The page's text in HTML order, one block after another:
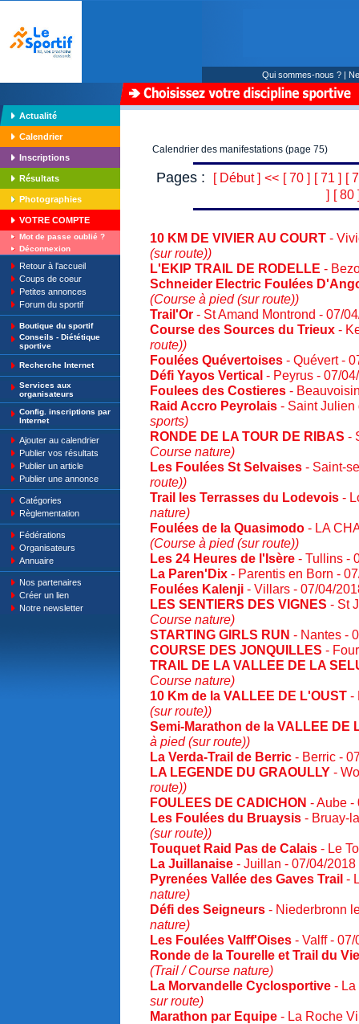
Qui sommes-nous ? |
Actualité
Calendrier
Inscriptions
Résultats
Photographies
VOTRE COMPTE
Mot de passe oublié ?
Déconnexion
Retour à l'accueil
Coups de coeur
Petites annonces
Forum du sportif
Boutique du sportif
Conseils - Diététique
sportive
Recherche Internet
Services aux
organisateurs
Config. inscriptions par
Internet
Ajouter au calendrier
Publier vos résultats
Publier un article
Publier une annonce
Catégories
Règlementation
Fédérations
Organisateurs
Annuaire
Nos partenaires
Créer un lien
Notre newsletter
Calendrier des manifestations (page 75)
Pages : [ Début ] << [ 70 ] [ 71 ] [
] [ 80
10 KM DE VIVIER AU COURT -
(sur route))
L'EKIP TRAIL DE RODELLE -
Schneider Electric Foulées
(Course à pied (sur route))
Trail'Or - St Amand Montrond - 07/
Course des Sources du Trieux -
route))
Foulées Quévertoises - Quévert -
Défi Yayos Vertical - Peyrus - 07/
Foulees des Costieres -
Raid Accro Peyrolais - Saint
sports)
RONDE DE LA TOUR DE RIBAS -
Course nature)
Les Foulées St Selvaises - Saint-
route))
Trail les Terrasses du Lodevois -
nature)
Foulées de la Quasimodo - LA
(Course à pied (sur route))
Les 24 Heures de l'Isère - Tullins -
La Paren'Dix - Parentis en Born -
Foulées Kalenji - Villars - 07/04/
LES SENTIERS DES VIGNES - St
Course nature)
STARTING GIRLS RUN - Nantes -
COURSE DES JONQUILLES -
TRAIL DE LA VALLEE DE LA
Course nature)
10 Km de la VALLEE DE L'OUST -
(sur route))
Semi-Marathon de la VALLEE DE
à pied (sur route))
La Verda-Trail de Berric - Berric -
LA LEGENDE DU GRAOULLY -
route))
FOULEES DE CADICHON - Aube
Les Foulées du Bruaysis - Bruay-
(sur route))
Touquet Raid Pas de Calais - Le
La Juillanaise - Juillan - 07/04/2018
Pyrenées Vallée des Gaves Trail -
nature)
Défi des Seigneurs - Niederbronn
nature)
Les Foulées Valff'Oises - Valff -
Ronde de la Tourelle et Trail du
(Trail / Course nature)
La Morvandelle Cyclosportive - La
sur route)
Marathon par Equipe - La Roche